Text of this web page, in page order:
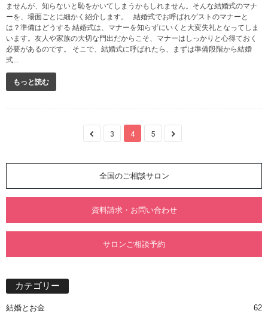
ませんが、知らないと恥をかいてしまうかもしれません。そんな結婚式のマナ
ーを、場面ごとに細かく紹介します。 結婚式でお呼ばれゲストのマナーと
は？準備はどうする 結婚式は、マナーを知らずにいくと大変失礼となってしま
います。友人や家族の大切な門出だからこそ、マナーはしっかりと心得ておく
必要があるのです。 そこで、結婚式に呼ばれたら、まずは準備段階から結婚
式...
もっと読む
3 4 5
全国のご相談サロン
資料請求・お問い合わせ
サロンご相談予約
カテゴリー
結婚とお金
62